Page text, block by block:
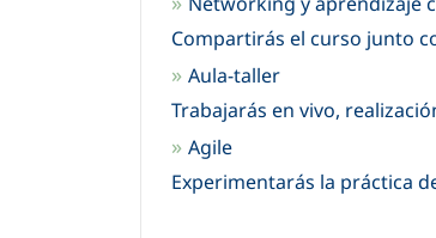
Compartirás el curso junto
» Aula-taller
Trabajarás en vivo,
» Agile
Experimentarás la práctica